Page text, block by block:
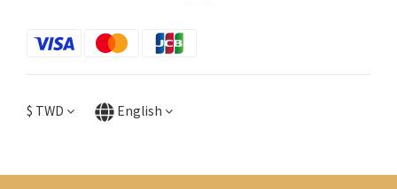
$ TWD English